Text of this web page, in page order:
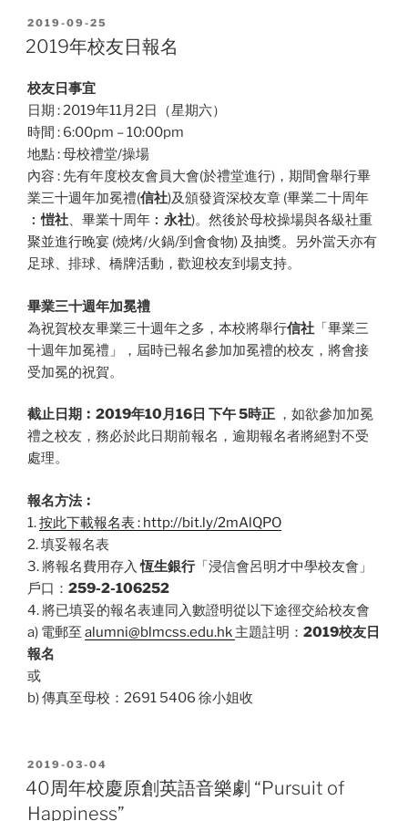
POSTED
ON
2019-09-25
2019年校友日報名
校友日事宜
日期 : 2019年11月2日（星期六）
時間 : 6:00pm – 10:00pm
地點 : 母校禮堂/操場
內容 : 先有年度校友會員大會(於禮堂進行)，期間會舉行畢
業三十週年加冕禮(信社)及頒發資深校友章 (畢業二十周年
︰愷社、畢業十周年︰ 永社)。然後於母校操場與各級社重
聚並進行晚宴 (燒烤/火鍋/到會食物) 及抽獎。另外當天亦有
足球、排球、橋牌活動，歡迎校友到場支持。
畢業三十週年加冕禮
為祝賀校友畢業三十週年之多，本校將舉行信社 「畢業三
十週年加冕禮」，屆時已報名參加加冕禮的校友，將會接
受加冕的祝賀。
截止日期︰2019年10月16日 下午 5時正 ，如欲參加加冕
禮之校友，務必於此日期前報名，逾期報名者將絕對不受
處理。
報名方法︰
1.按此下載報名表 : http://bit.ly/2mAlQPO
2. 填妥報名表
3. 將報名費用存入恆生銀行「浸信會呂明才中學校友會」
戶口： 259-2-106252
4. 將已填妥的報名表連同入數證明從以下途徑交給校友會
a) 電郵至 alumni@blmcss.edu.hk 主題註明： 2019校友日
報名
或
b) 傳真至母校：2691 5406 徐小姐收
POSTED
ON
2019-03-04
40周年校慶原創英語音樂劇 “Pursuit of
Happiness”